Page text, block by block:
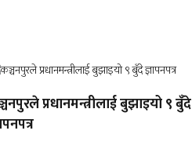
प्रधानमन्त्रीलाई बुझाइयो ९ बुँदे